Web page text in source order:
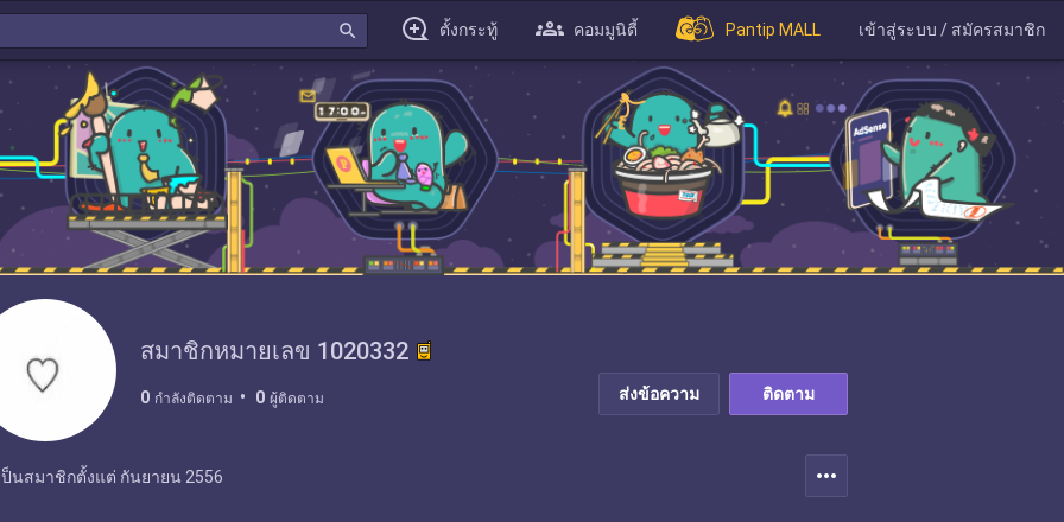
search ตั้งกระทู้ คอมมูนิตี้ Pantip MALL เข้าสู่ระบบ / สมัครสมาชิก
สมาชิกหมายเลข 1020332
0 กำลังติดตาม 0 ผู้ติดตาม ส่งข้อความ ติดตาม
ป็นสมาชิกตั้งแต่ กันยายน 2556 more_horiz